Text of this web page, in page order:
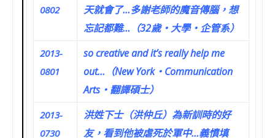
0802
天就會了…多謝老師的魔音傳腦，想
忘記都難…（32歲‧大學‧企管系）
2013-
0801
so creative and it’s really help me
out…（New York‧Communication
Arts‧翻譯碩士）
2013-
0730
洪姓下士（洪仲丘）為新訓時的好
友，看到他被虐死於軍中…義憤填